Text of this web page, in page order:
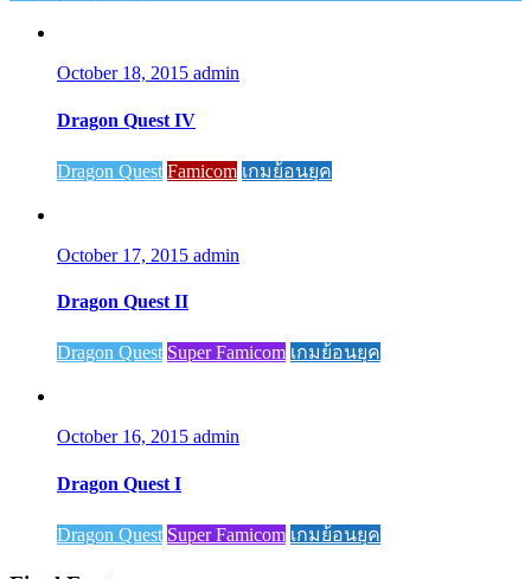
October 18, 2015 admin
Dragon Quest IV
Dragon Quest Famicom เกมย้อนยุค
October 17, 2015 admin
Dragon Quest II
Dragon Quest Super Famicom เกมย้อนยุค
October 16, 2015 admin
Dragon Quest I
Dragon Quest Super Famicom เกมย้อนยุค